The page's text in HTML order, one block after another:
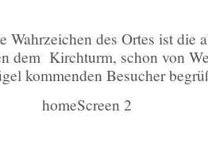
Wahrzeichen des Ortes ist die
dem Kirchturm, schon von
kommenden Besucher